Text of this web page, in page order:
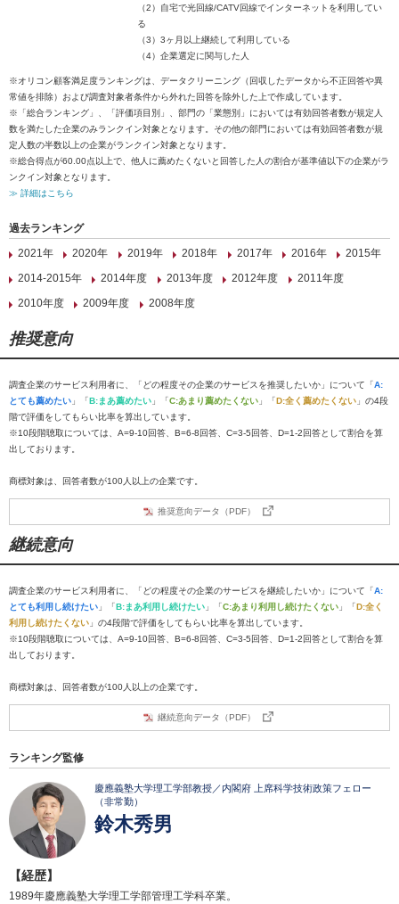
（2）自宅で光回線/CATV回線でインターネットを利用してい
る
（3）3ヶ月以上継続して利用している
（4）企業選定に関与した人
※オリコン顧客満足度ランキングは、データクリーニング（回収したデータから不正回答や異
常値を排除）および調査対象者条件から外れた回答を除外した上で作成しています。
※「総合ランキング」、「評価項目別」、部門の「業態別」においては有効回答者数が規定人
数を満たした企業のみランクイン対象となります。その他の部門においては有効回答者数が規
定人数の半数以上の企業がランクイン対象となります。
※総合得点が60.00点以上で、他人に薦めたくないと回答した人の割合が基準値以下の企業がラ
ンクイン対象となります。
≫ 詳細はこちら
過去ランキング
2021年
2020年 2019年 2018年 2017年 2016年
2015年
2014-2015年
2014年度 2013年度 2012年度
2011年度
2010年度
2009年度 2008年度
推奨意向
調査企業のサービス利用者に、「どの程度その企業のサービスを推奨したいか」について「A:
とても薦めたい 」「B:まあ薦めたい 」「C:あまり薦めたくない 」「D:全く薦めたくない 」の4段
階で評価をしてもらい比率を算出しています。
※10段階聴取については、A=9-10回答、B=6-8回答、C=3-5回答、D=1-2回答として割合を算
出しております。
商標対象は、回答者数が100人以上の企業です。
推奨意向データ（PDF）
継続意向
調査企業のサービス利用者に、「どの程度その企業のサービスを継続したいか」について「A:
とても利用し続けたい 」「B:まあ利用し続けたい 」「C:あまり利用し続けたくない 」「D:全く
利用し続けたくない 」の4段階で評価をしてもらい比率を算出しています。
※10段階聴取については、A=9-10回答、B=6-8回答、C=3-5回答、D=1-2回答として割合を算
出しております。
商標対象は、回答者数が100人以上の企業です。
継続意向データ（PDF）
ランキング監修
慶應義塾大学理工学部教授／内閣府 上席科学技術政策フェロー
（非常勤）
鈴木秀男
【経歴】
1989年慶應義塾大学理工学部管理工学科卒業。